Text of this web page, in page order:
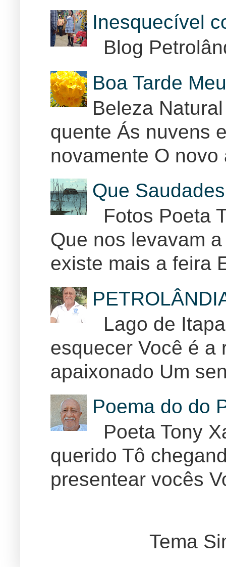
Inesquecível
Blog
Boa Tarde
Beleza
quente Ás nuvens
novamente O
Que
Fotos Poeta
Que nos levavam
existe mais a feira
Lago de
esquecer Você é a
apaixonado Um
Poema do do
Poeta Tony
querido Tô
presentear vocês
Tema